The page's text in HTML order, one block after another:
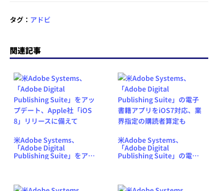
タグ： アドビ
関連記事
米Adobe Systems、
「Adobe Digital
Publishing Suite」をアッ
米Adobe Systems、
「Adobe Digital
Publishing Suite」の電子